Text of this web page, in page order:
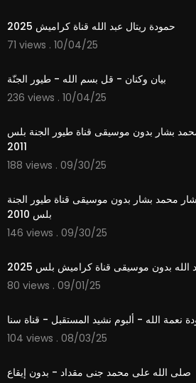
حمودة ريتال عبد الله قناة كراميش 2025
71 views . 10/04/25
بيان وكنان - قل بسم الله - طيور الجنّة
236 views . 10/04/25
محمد بشار بدون موسيقى قناة طيور الجنة بلس
2011
188 views . 09/30/25
محمد بشار بدون موسيقى قناة طيور الجنة
بلس 2010
146 views . 09/30/25
الله بدون موسيقى قناة كراميش بلس 2025
80 views . 09/01/25
نعمة الله - ألبوم نشيد المستقبل - قناة سنا
104 views . 08/03/25
صلى الله على محمد جنى مقداد - بدون إيقاع